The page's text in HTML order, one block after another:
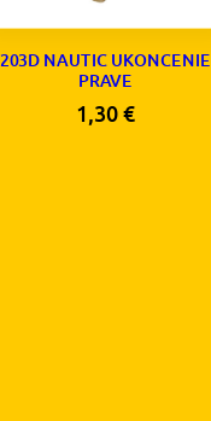
203D NAUTIC UKONCENIE
PRAVE
1,30€